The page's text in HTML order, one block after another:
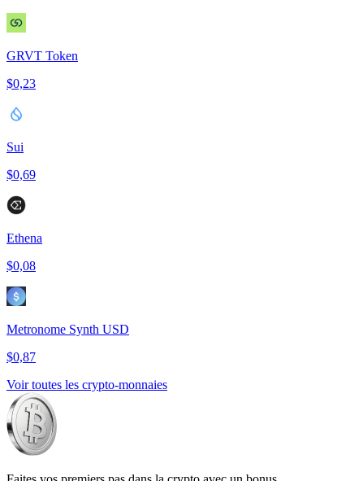
GRVT Token
$0,23
Sui
$0,69
Ethena
$0,08
Metronome Synth USD
$0,87
Voir toutes les crypto-monnaies